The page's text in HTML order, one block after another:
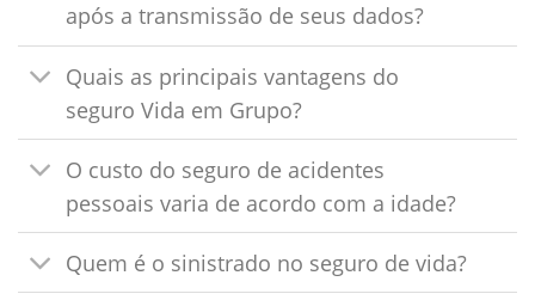
após a transmissão de seus dados?
Quais as principais vantagens do
seguro Vida em Grupo?
O custo do seguro de acidentes
pessoais varia de acordo com a idade?
Quem é o sinistrado no seguro de vida?